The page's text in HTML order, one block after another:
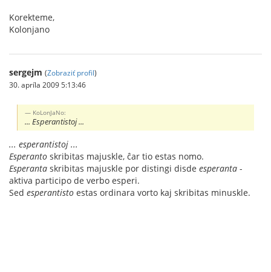
Korekteme,
Kolonjano
sergejm (Zobraziť profil)
30. apríla 2009 5:13:46
KoLonJaNo:
... Esperantistoj ...
... esperantistoj ...
Esperanto skribitas majuskle, ĉar tio estas nomo.
Esperanta skribitas majuskle por distingi disde esperanta -
aktiva participo de verbo esperi.
Sed esperantisto estas ordinara vorto kaj skribitas minuskle.